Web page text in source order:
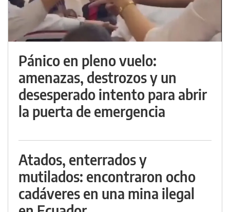
Pánico en pleno vuelo:
amenazas, destrozos y un
desesperado intento para abrir
la puerta de emergencia
Atados, enterrados y
mutilados: encontraron ocho
cadáveres en una mina ilegal